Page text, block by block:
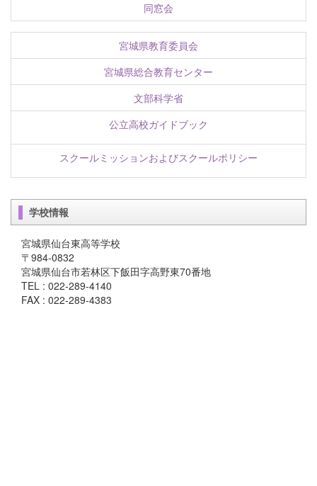
同窓会
宮城県教育委員会
宮城県総合教育センター
文部科学省
公立高校ガイドブック
スクールミッションおよびスクールポリシー
学校情報
宮城県仙台東高等学校
〒984-0832
宮城県仙台市若林区下飯田字高野東70番地
TEL : 022-289-4140
FAX : 022-289-4383